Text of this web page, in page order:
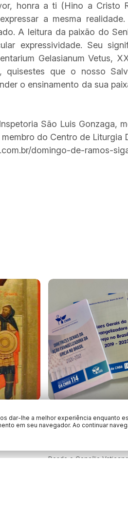
dar-lhe a melhor experiência enquanto
em seu navegador. Ao continuar
honra a ti (Hino a Cristo
a mesma
A leitura da paixão do
expressividade. Seu
Gelasianum Vetus,
quisestes que o nosso
o ensinamento da sua
São Luis Gonzaga,
do Centro de Liturgia
domingo-de-ramos-
e
Evangelizadora
2032: Uma
Desde o Concílio